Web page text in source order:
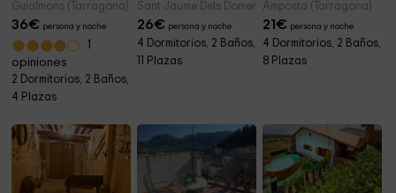
Guialmons (Tarragona)
36€ persona y noche
opiniones
2 Dormitorios, 2 Baños,
4 Plazas
Sant Jaume Dels Domenys (Tarragona)
26€ persona y noche
4 Dormitorios, 2 Baños,
11 Plazas
Amposta (Tarragona)
21€ persona y noche
4 Dormitorios, 2 Baños,
8 Plazas